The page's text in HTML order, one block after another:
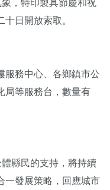
，特印製具節慶和祝
日開放索取。
服務中心、各鄉鎮市公
局等服務台，數量有
縣民的支持，將持續
一發展策略，回應城市